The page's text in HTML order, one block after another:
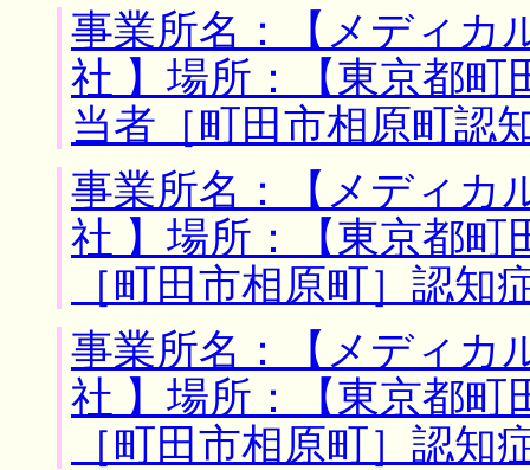
事業所名：【メディ
社 】場所：【東京都町
当者［町田市相原町認
事業所名：【メディ
社 】場所：【東京都町
［町田市相原町］認
事業所名：【メディ
社 】場所：【東京都町
［町田市相原町］認